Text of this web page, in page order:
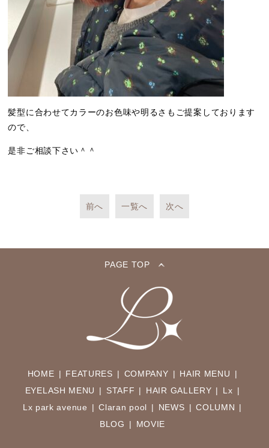
髪型に合わせてカラーのお色味や明るさもご提案しております
ので、
是非ご相談下さい＾＾
前へ 一覧へ 次へ
PAGE TOP
HOME FEATURES COMPANY
HAIR MENU
EYELASH MENU
STAFF HAIR GALLERY
Lx
Lx park avenue
Claran pool NEWS
COLUMN
BLOG
MOVIE